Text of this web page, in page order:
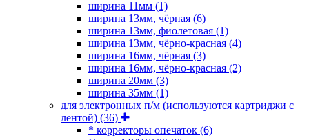
ширина 11мм (1)
ширина 13мм, чёрная (6)
ширина 13мм, фиолетовая (1)
ширина 13мм, чёрно-красная (4)
ширина 16мм, чёрная (3)
ширина 16мм, чёрно-красная (2)
ширина 20мм (3)
ширина 35мм (1)
для электронных п/м (используются картриджи с
лентой) (36)
* корректоры опечаток (6)